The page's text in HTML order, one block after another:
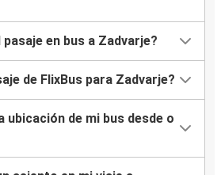
en bus a Zadvarje?
de FlixBus para Zadvarje?
ubicación de mi bus desde o